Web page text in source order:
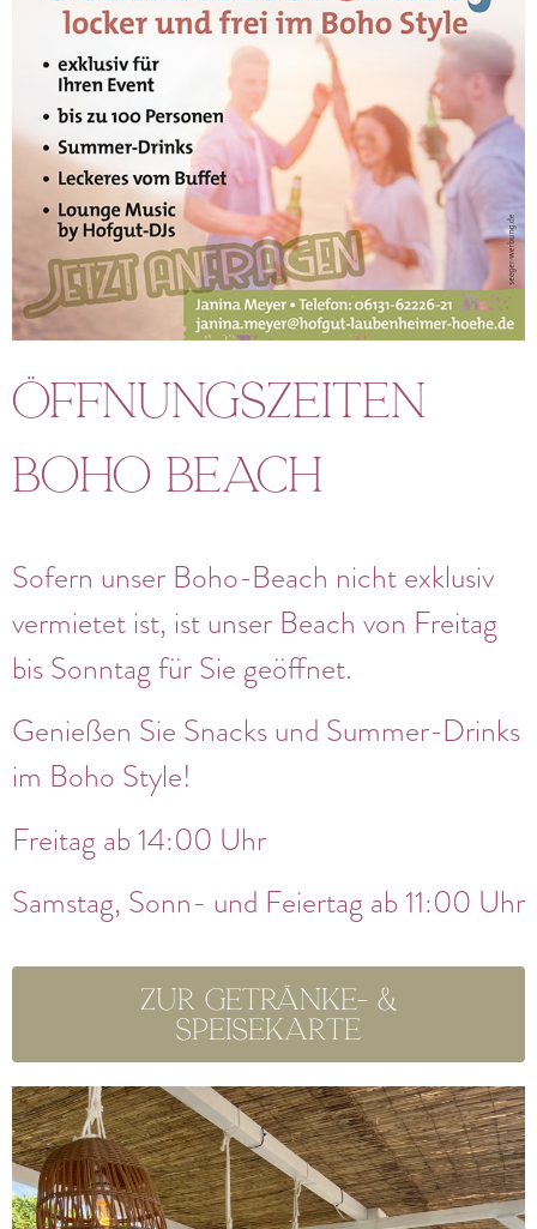
Öffnungszeiten
Boho Beach
Sofern unser Boho-Beach nicht exklusiv
vermietet ist, ist unser Beach von Freitag
bis Sonntag für Sie geöffnet.
Genießen Sie Snacks und Summer-Drinks
im Boho Style!
Freitag ab 14:00 Uhr
Samstag, Sonn- und Feiertag ab 11:00 Uhr
Zur Getränke- &
Speisekarte